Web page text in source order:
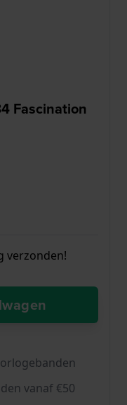
Fascination
verzonden!
vanaf €50